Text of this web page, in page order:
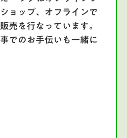
ョップ、オフラインで
売を行なっています。
でのお手伝いも一緒に